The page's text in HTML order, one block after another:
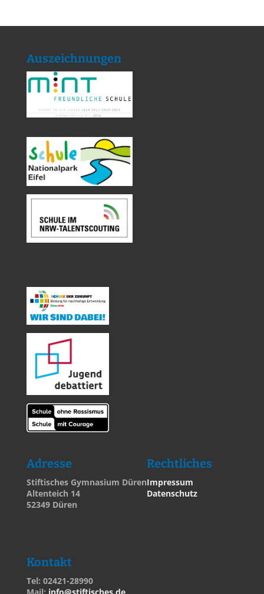
Auszeichnungen
Adresse
Stiftisches Gymnasium Düren
Altenteich 14
52349 Düren
Rechtliches
Impressum
Datenschutz
Kontakt
Tel: 02421-28990
Mail: info@stiftisches.de